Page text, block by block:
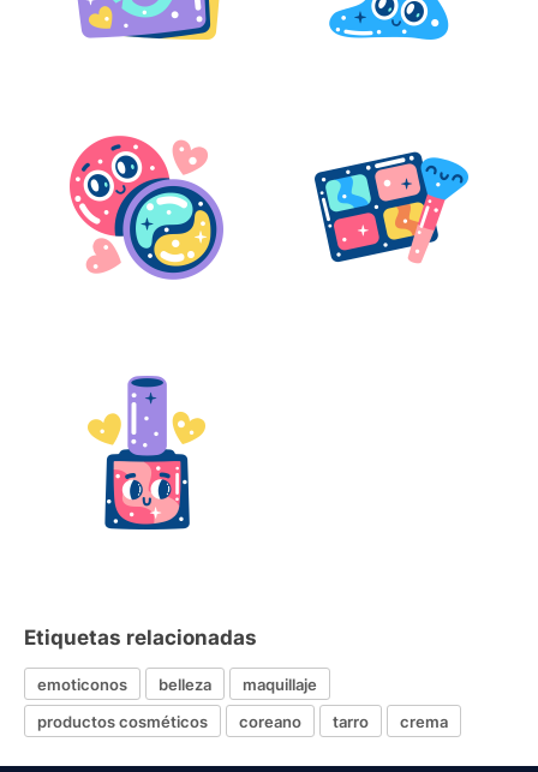
Etiquetas relacionadas
emoticonos belleza
maquillaje
productos cosméticos
coreano tarro crema